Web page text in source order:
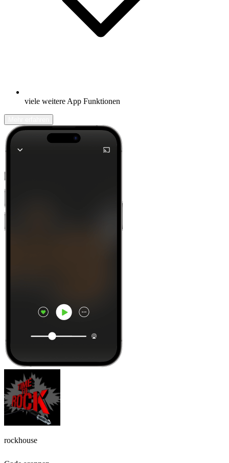
viele weitere App Funktionen
rockhouse